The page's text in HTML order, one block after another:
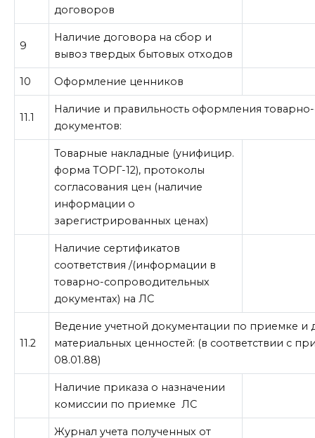
договоров
9
Наличие договора на сбор и
вывоз твердых бытовых отходов
10 Оформление ценников
11.1
Наличие и правильность оформления
документов:
Товарные накладные (унифицир.
форма ТОРГ-12), протоколы
согласования цен (наличие
информации о
зарегистрированных ценах)
Наличие сертификатов
соответствия /(информации в
товарно-сопроводительных
документах) на ЛС
11.2
Ведение учетной документации по приемке
материальных ценностей: (в соответствии с
08.01.88)
Наличие приказа о назначении
комиссии по приемке ЛС
Журнал учета полученных от